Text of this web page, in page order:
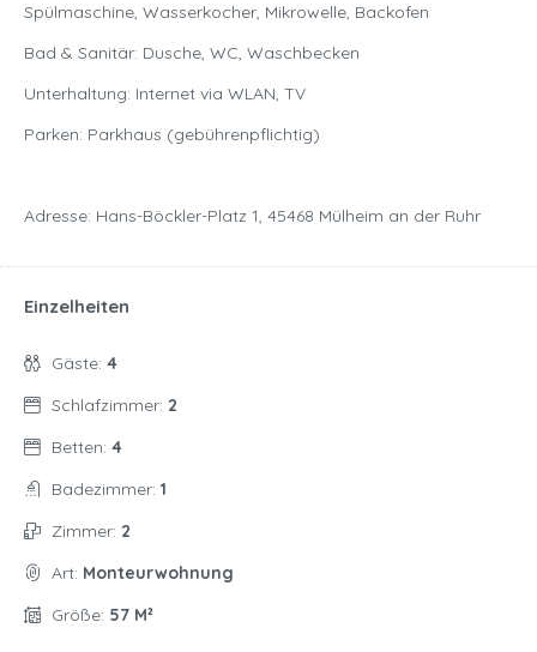
Spülmaschine, Wasserkocher, Mikrowelle, Backofen
Bad & Sanitär: Dusche, WC, Waschbecken
Unterhaltung: Internet via WLAN, TV
Parken: Parkhaus (gebührenpflichtig)
Adresse: Hans-Böckler-Platz 1, 45468 Mülheim an der Ruhr
Einzelheiten
Gäste: 4
Schlafzimmer: 2
Betten: 4
Badezimmer: 1
Zimmer: 2
Art: Monteurwohnung
Größe: 57 M²